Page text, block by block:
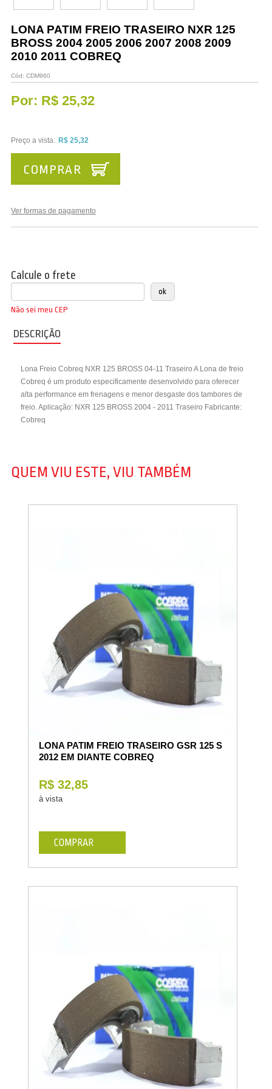
Vestuário
Promoções
LONA PATIM FREIO TRASEIRO NXR 125
BROSS 2004 2005 2006 2007 2008 2009
2010 2011 COBREQ
Cód: CDM960
Por: R$ 25,32
Preço a vista: R$ 25,32
Ver formas de pagamento
COMPRAR
Calcule o frete
Não sei meu CEP
DESCRIÇÃO
Lona Freio Cobreq NXR 125 BROSS 04-11 Traseiro A Lona de freio
Cobreq é um produto especificamente desenvolvido para oferecer
alta performance em frenagens e menor desgaste dos tambores de
freio. Aplicação: NXR 125 BROSS 2004 - 2011 Traseiro Fabricante:
Cobreq
QUEM VIU ESTE, VIU TAMBÉM
LONA PATIM FREIO TRASEIRO GSR 125 S
2012 EM DIANTE COBREQ
R$ 32,85
à vista
COMPRAR